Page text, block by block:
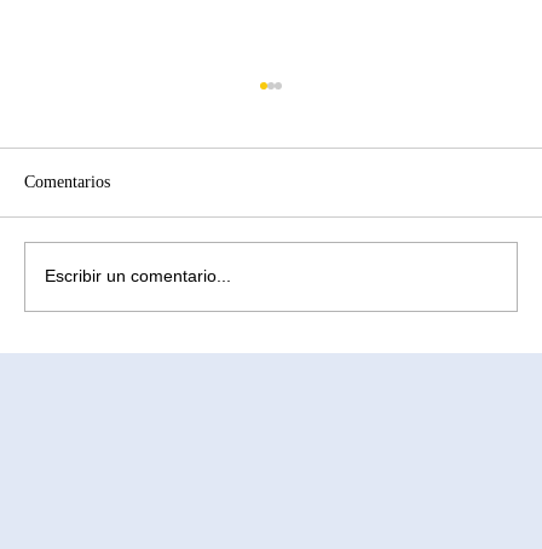
Comentarios
Escribir un comentario...